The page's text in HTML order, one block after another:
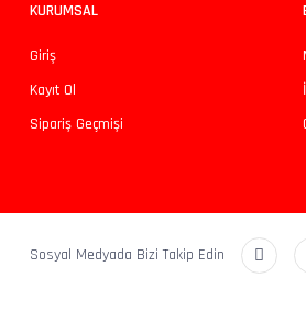
KURUMSAL
Giriş
Kayıt Ol
Sipariş Geçmişi
Sosyal Medyada Bizi Takip Edin